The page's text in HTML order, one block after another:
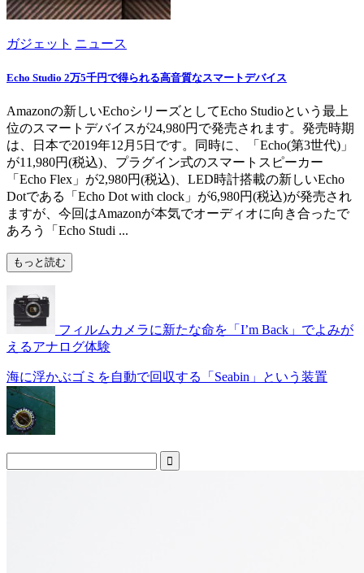
ガジェット ニュース
Echo Studio 2万5千円で得られる高音質なスマートデバイス
Amazonの新しいEchoシリーズとしてEcho Studioという最上
位のスマートデバイスが24,980円で発売されます。発売時期
は、日本で2019年12月5日です。同時に、「Echo(第3世代)」
が11,980円(税込)、プラグイン式のスマートスピーカー
「Echo Flex」が2,980円(税込)、LED時計搭載の新しいEcho
Dotである「Echo Dot with clock」が6,980円(税込)が発売され
ますが、今回はAmazonが本気でオーディオに向き合ったで
あろう「Echo Studi ...
もっと読む
フィルムカメラに新たな命を「I’m Back」でよみが
えるアナログ体験
海に浮かぶゴミを自動で回収する「Seabin」という装置